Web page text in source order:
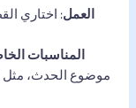
العمل: اختاري
المناسبات
موضوع الحدث، مثل